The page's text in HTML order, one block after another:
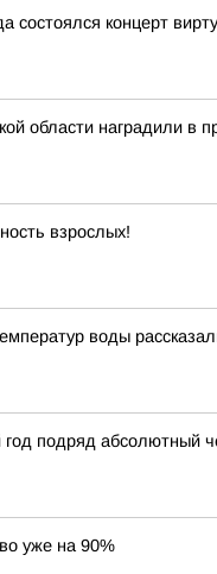
состоялся концерт
области наградили в
взрослых!
воды
подряд абсолютный
уже на 90%